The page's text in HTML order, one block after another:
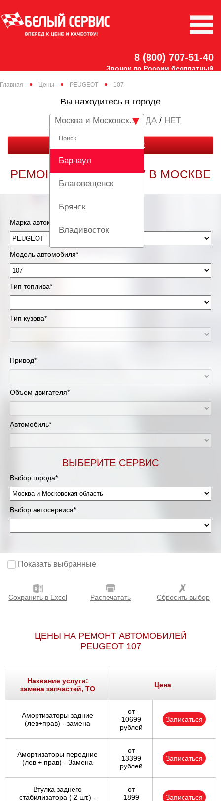
8 (800) 707-51-40
Звонок по России бесплатный
Главная Цены PEUGEOT 107
Вы находитесь в городе
Москва и Московская область
Барнаул
Благовещенск
Брянск
Владивосток
Вологда
Екатеринбург
Красноярск
Липецк
Москва и Московская область
Мурманск
Нижневартовск
Нижний Новгород
Новосибирск
Оренбург
Петрозаводск
Ростов-на-Дону
Самара
Санкт-Петербург
Саратов
Солнцево
Сочи
/ НЕТ
ЗАКАЗАТЬ ЗВОНОК
РЕМОНТ PEUGEOT 107 В МОСКВЕ
Марка автомобиля*
Модель автомобиля*
Тип топлива*
Тип кузова*
Привод*
Объем двигателя*
Автомобиль*
ВЫБЕРИТЕ СЕРВИС
Выбор города*
Выбор автосервиса*
Показать выбранные
Сохранить в Excel Распечатать Сбросить выбор
ЦЕНЫ НА РЕМОНТ АВТОМОБИЛЕЙ
PEUGEOT 107
Название услуги:
замена запчастей, ТО
Цена
Амортизаторы задние
(лев+прав) - замена
от
10699
рублей
Записаться
Амортизаторы передние
(лев + прав) - Замена
от
13399
рублей
Записаться
Втулка заднего
стабилизатора ( 2 шт.) -
от
1899
Записаться